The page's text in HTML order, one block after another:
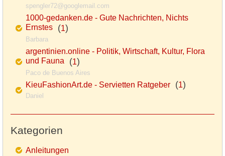
spengler72@googlemail.com
1000-gedanken.de - Gute Nachrichten, Nichts
Ernstes (1)
Barbara
argentinien.online - Politik, Wirtschaft, Kultur, Flora
und Fauna (1)
Paco de Buenos Aires
KieuFashionArt.de - Servietten Ratgeber (1)
Daniel
Kategorien
Anleitungen